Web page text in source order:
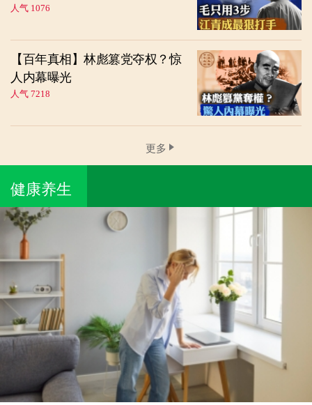
人气 1076
【百年真相】林彪篡党夺权？惊
人内幕曝光
人气 7218
更多
健康养生